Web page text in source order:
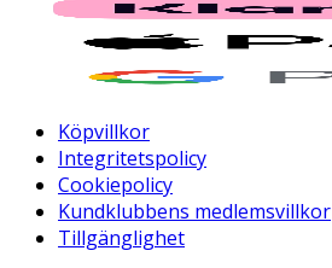
Köpvillkor
Integritetspolicy
Cookiepolicy
Kundklubbens medlemsvillkor
Tillgänglighet